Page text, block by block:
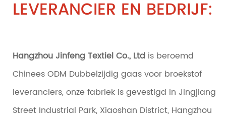
LEVERANCIER EN BEDRIJF:
Hangzhou Jinfeng Textiel Co., Ltd is beroemd
Chinees ODM Dubbelzijdig gaas voor broekstof
leveranciers, onze fabriek is gevestigd in Jingjiang
Street Industrial Park, Xiaoshan District, Hangzhou